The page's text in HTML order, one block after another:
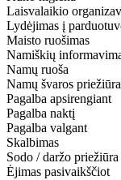
Laisvalaikio
Lydėjimas į
Maisto ruošimas
Namiškių
Namų ruoša
Namų švaros priežiūra
Pagalba apsirengiant
Pagalba naktį
Pagalba valgant
Skalbimas
Sodo / daržo priežiūra
Ėjimas pasivaikščiot